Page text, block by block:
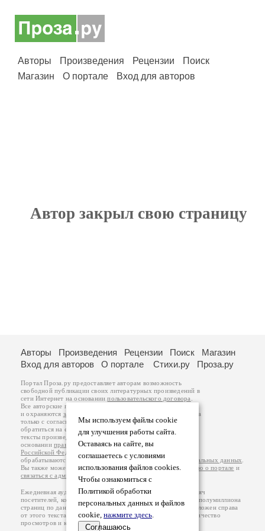
Авторы Произведения Рецензии
Поиск
Магазин
О портале Вход для авторов
Автор закрыл свою страницу
Мы используем файлы cookie
для улучшения работы сайта.
Оставаясь на сайте, вы
соглашаетесь с условиями
использования файлов cookies.
Чтобы ознакомиться с
Политикой обработки
персональных данных и файлов
cookie, нажмите здесь.
Соглашаюсь
Авторы Произведения Рецензии Поиск
Магазин
Вход для авторов
О портале Стихи.ру Проза.ру
Портал Проза.ру предоставляет авторам возможность
свободной публикации своих литературных произведений в
сети Интернет на основаниипользовательского договора
Все авторские права на произведения принадлежат авторам
и охраняются законом
. Перепечатка произведений возможна
только с согласия его автора, к которому вы можете
обратиться на его авторской странице. Ответственность за
тексты произведений авторы несут самостоятельно на
основанииправил публикацииизаконодательства
Российской Федерации
обрабатываются на основанииПолитики обработки персональных данных
Вы также можете посмотреть более подробнуюинформацию о портале и
связаться с администрацией
Ежедневная аудитория портала Проза.ру – порядка 100 тысяч
посетителей, которые в общей сумме просматривают более полумиллиона
страниц по данным счетчика посещаемости, который расположен справа
от этого текста. В каждой графе указано по две цифры: количество
просмотров и количество посетителей.